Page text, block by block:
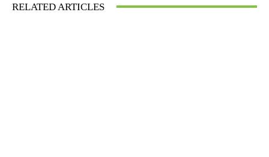
RELATED ARTICLES